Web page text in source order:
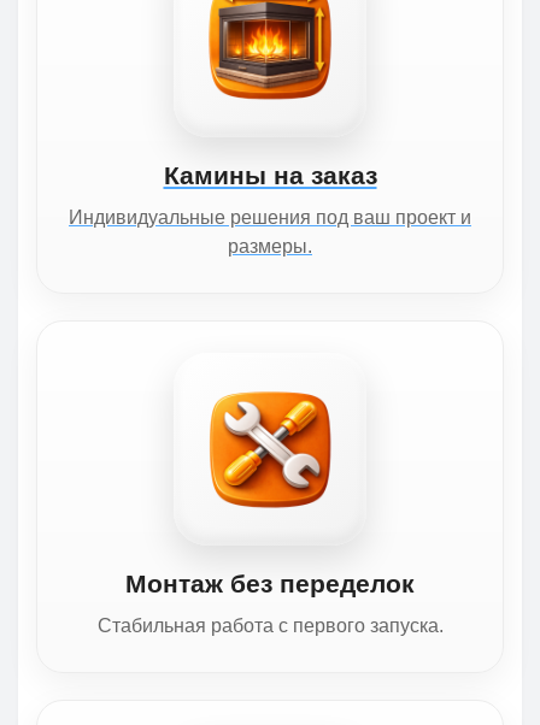
Камины на заказ
Индивидуальные решения под ваш проект и
размеры.
Монтаж без переделок
Стабильная работа с первого запуска.